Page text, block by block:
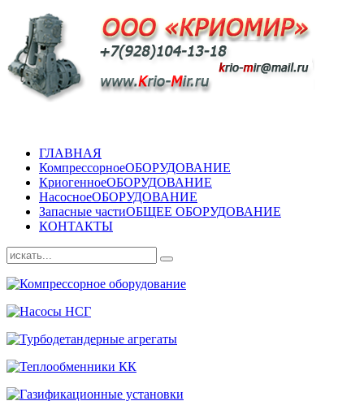
ГЛАВНАЯ
КомпрессорноеОБОРУДОВАНИЕ
КриогенноеОБОРУДОВАНИЕ
НасосноеОБОРУДОВАНИЕ
Запасные частиОБЩЕЕ ОБОРУДОВАНИЕ
КОНТАКТЫ